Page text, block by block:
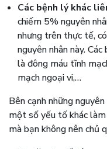
Các bệnh lý khác
chiếm 5% nguyên
nhưng trên thực tế,
nguyên nhân này.
là đông máu tĩnh
mạch ngoại vi,…
Bên cạnh những
một số yếu tố khác
mà bạn không nên chủ